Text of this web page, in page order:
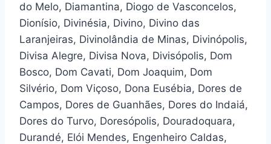
do Melo, Diamantina, Diogo de Vasconcelos,
Dionísio, Divinésia, Divino, Divino das
Laranjeiras, Divinolândia de Minas, Divinópolis,
Divisa Alegre, Divisa Nova, Divisópolis, Dom
Bosco, Dom Cavati, Dom Joaquim, Dom
Silvério, Dom Viçoso, Dona Eusébia, Dores de
Campos, Dores de Guanhães, Dores do Indaiá,
Dores do Turvo, Doresópolis, Douradoquara,
Durandé, Elói Mendes, Engenheiro Caldas,